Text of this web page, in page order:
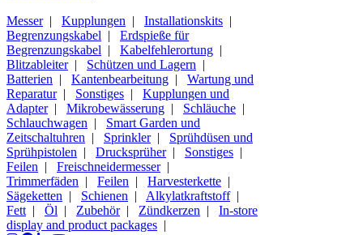
Messer| Kupplungen | Installationskits |
Begrenzungskabel | Erdspieße für
Begrenzungskabel | Kabelfehlerortung |
Blitzableiter| Schützen und Lagern |
Batterien | Kantenbearbeitung | Wartung und
Reparatur| Sonstiges | Kupplungen und
Adapter| Mikrobewässerung | Schläuche |
Schlauchwagen | Smart Garden und
Zeitschaltuhren | Sprinkler| Sprühdüsen und
Sprühpistolen | Drucksprüher| Sonstiges |
Feilen | Freischneidermesser|
Trimmerfäden | Feilen | Harvesterkette |
Sägeketten | Schienen | Alkylatkraftstoff|
Fett | Öl | Zubehör| Zündkerzen | In-store
display and product packages |